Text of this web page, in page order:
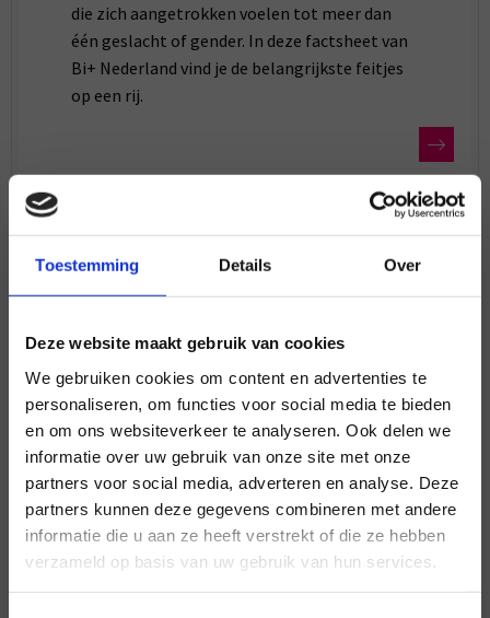
Toestemming Details Over
Deze website maakt gebruik van cookies
We gebruiken cookies om content en advertenties te
personaliseren, om functies voor social media te bieden
en om ons websiteverkeer te analyseren. Ook delen we
informatie over uw gebruik van onze site met onze
partners voor social media, adverteren en analyse. Deze
partners kunnen deze gegevens combineren met andere
informatie die u aan ze heeft verstrekt of die ze hebben
verzameld op basis van uw gebruik van hun services.
die zich aangetrokken voelen tot meer dan
één geslacht of gender. In deze factsheet van
Bi+ Nederland vind je de belangrijkste feitjes
op een rij.
Wat betekenen de letters lhbtiq ook alweer?
Wat is cisgender? En hoe leg ik uit wat
transgender is? Een alfabetische lijst met
termen en hun betekenis.
×